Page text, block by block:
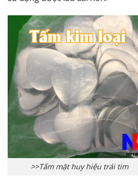
>>Tấm mặt huy hiệu trái tim